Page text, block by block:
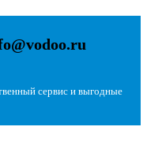
сервис и выгодные